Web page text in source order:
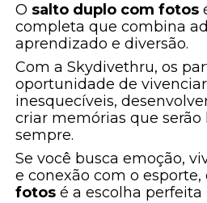
O salto duplo com fotos
completa que combina
aprendizado e diversão.
Com a Skydivethru, os
oportunidade de
inesquecíveis,
criar memórias que serão
sempre.
Se você busca emoção,
e conexão com o esporte,
fotos é a escolha perfeita